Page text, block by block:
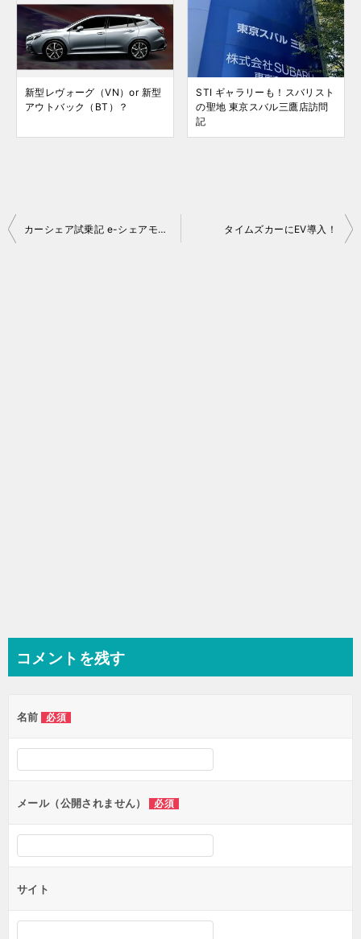
新型レヴォーグ（VN）or 新型
アウトバック（BT）？
STI ギャラリーも！スバリスト
の聖地 東京スバル三鷹店訪問
記
投
カーシェア試乗記 e-シェアモビで「日産リーフ」 タイムズカーにEV導入！
コメントを残す
名前 必須
メール（公開されません） 必須
サイト